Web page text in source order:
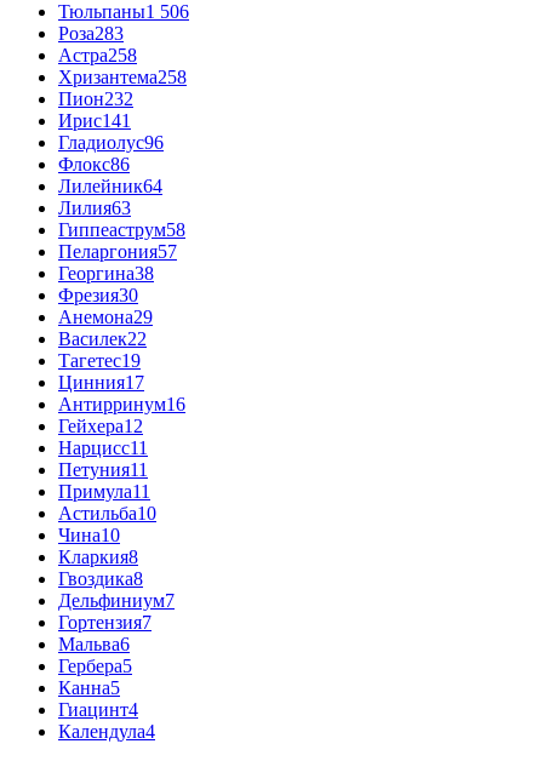
Тюльпаны1 506
Роза283
Астра258
Хризантема258
Пион232
Ирис141
Гладиолус96
Флокс86
Лилейник64
Лилия63
Гиппеаструм58
Пеларгония57
Георгина38
Фрезия30
Анемона29
Василек22
Тагетес19
Цинния17
Антирринум16
Гейхера12
Нарцисс11
Петуния11
Примула11
Астильба10
Чина10
Кларкия8
Гвоздика8
Дельфиниум7
Гортензия7
Мальва6
Гербера5
Канна5
Гиацинт4
Календула4